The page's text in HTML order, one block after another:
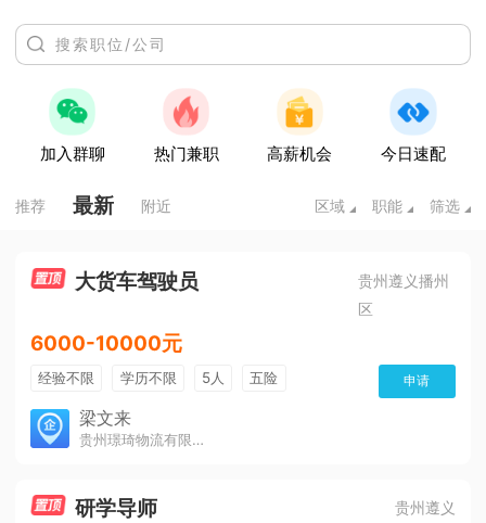
加入群聊 热门兼职 高薪机会 今日速配
推荐 最新 附近 区域 职能 筛选
大货车驾驶员
贵州遵义播州
区
6000-10000元
经验不限 学历不限 5人
五险
免费培训
包住宿
申请
梁文来
贵州璟琦物流有限公司
研学导师 贵州遵义